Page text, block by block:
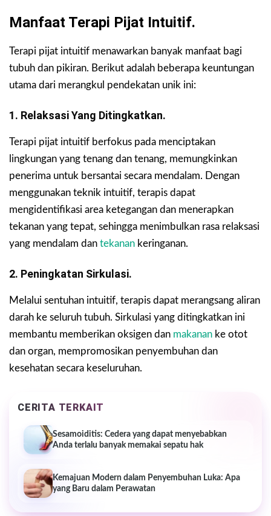
Manfaat Terapi Pijat Intuitif.
Terapi pijat intuitif menawarkan banyak manfaat bagi
tubuh dan pikiran. Berikut adalah beberapa keuntungan
utama dari merangkul pendekatan unik ini:
1. Relaksasi Yang Ditingkatkan.
Terapi pijat intuitif berfokus pada menciptakan
lingkungan yang tenang dan tenang, memungkinkan
penerima untuk bersantai secara mendalam. Dengan
menggunakan teknik intuitif, terapis dapat
mengidentifikasi area ketegangan dan menerapkan
tekanan yang tepat, sehingga menimbulkan rasa relaksasi
yang mendalam dan tekanan keringanan.
2. Peningkatan Sirkulasi.
Melalui sentuhan intuitif, terapis dapat merangsang aliran
darah ke seluruh tubuh. Sirkulasi yang ditingkatkan ini
membantu memberikan oksigen dan makanan ke otot
dan organ, mempromosikan penyembuhan dan
kesehatan secara keseluruhan.
CERITA TERKAIT
Sesamoiditis: Cedera yang dapat menyebabkan
Anda terlalu banyak memakai sepatu hak
Kemajuan Modern dalam Penyembuhan Luka: Apa
yang Baru dalam Perawatan